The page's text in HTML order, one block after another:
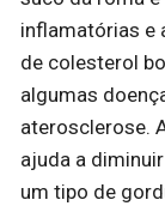
inflamatórias e
de colesterol
algumas
aterosclerose.
ajuda a
um tipo de